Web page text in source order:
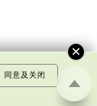
同意及关闭